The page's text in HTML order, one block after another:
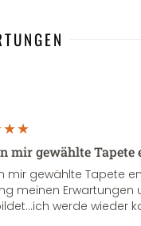
mir gewählte
mir gewählte Tapete
meinen Erwartungen
werde wieder